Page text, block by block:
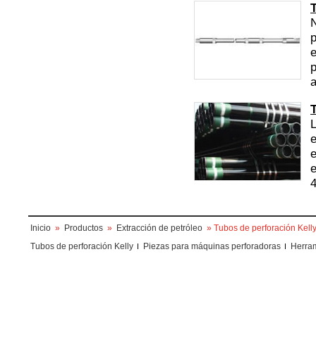
Inicio » Productos » Extracción de petróleo » Tubos de perforación Kelly
Tubos de perforación Kelly
Piezas para máquinas perforadoras